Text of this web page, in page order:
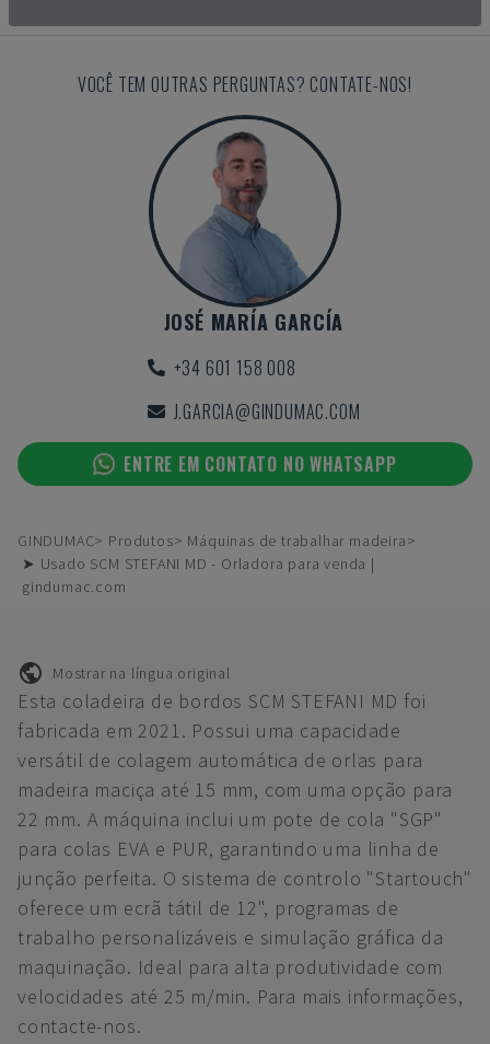
VOCÊ TEM OUTRAS PERGUNTAS? CONTATE-NOS!
JOSÉ MARÍA GARCÍA
+34 601 158 008
J.GARCIA@GINDUMAC.COM
ENTRE EM CONTATO NO WHATSAPP
GINDUMAC Produtos
Máquinas de trabalhar madeira
➤ Usado SCM STEFANI MD - Orladora para venda |
gindumac.com
Mostrar na língua original
Esta coladeira de bordos SCM STEFANI MD foi
fabricada em 2021. Possui uma capacidade
versátil de colagem automática de orlas para
madeira maciça até 15 mm, com uma opção para
22 mm. A máquina inclui um pote de cola "SGP"
para colas EVA e PUR, garantindo uma linha de
junção perfeita. O sistema de controlo "Startouch"
oferece um ecrã tátil de 12", programas de
trabalho personalizáveis e simulação gráfica da
maquinação. Ideal para alta produtividade com
velocidades até 25 m/min. Para mais informações,
contacte-nos.